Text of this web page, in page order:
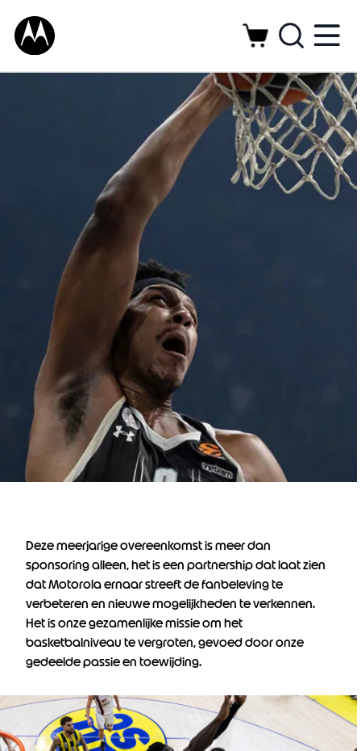
Deze meerjarige overeenkomst is meer dan
sponsoring alleen, het is een partnership dat laat zien
dat Motorola ernaar streeft de fanbeleving te
verbeteren en nieuwe mogelijkheden te verkennen.
Het is onze gezamenlijke missie om het
basketbalniveau te vergroten, gevoed door onze
gedeelde passie en toewijding.